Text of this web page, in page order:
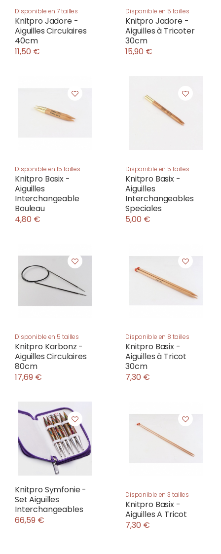
Disponible en 7 tailles
Knitpro Jadore -
Aiguilles Circulaires
40cm
11,50 €
Disponible en 5 tailles
Knitpro Jadore -
Aiguilles à Tricoter
30cm
15,90 €
Disponible en 15 tailles
Knitpro Basix -
Aiguilles
Interchangeable
Bouleau
4,80 €
Disponible en 5 tailles
Knitpro Basix -
Aiguilles
Interchangeables
Speciales
5,00 €
Disponible en 5 tailles
Knitpro Karbonz -
Aiguilles Circulaires
80cm
17,69 €
Disponible en 8 tailles
Knitpro Basix -
Aiguilles à Tricot
30cm
7,30 €
Knitpro Symfonie -
Set Aiguilles
Interchangeables
66,59 €
Disponible en 3 tailles
Knitpro Basix -
Aiguilles A Tricot
7,30 €